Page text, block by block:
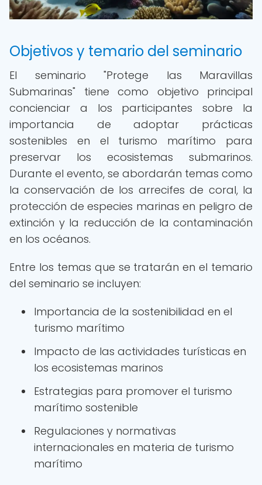
Objetivos y temario del seminario
El seminario "Protege las Maravillas
Submarinas" tiene como objetivo principal
concienciar a los participantes sobre la
importancia de adoptar prácticas
sostenibles en el turismo marítimo para
preservar los ecosistemas submarinos.
Durante el evento, se abordarán temas como
la conservación de los arrecifes de coral, la
protección de especies marinas en peligro de
extinción y la reducción de la contaminación
en los océanos.
Entre los temas que se tratarán en el temario
del seminario se incluyen:
Importancia de la sostenibilidad en el
turismo marítimo
Impacto de las actividades turísticas en
los ecosistemas marinos
Estrategias para promover el turismo
marítimo sostenible
Regulaciones y normativas
internacionales en materia de turismo
marítimo